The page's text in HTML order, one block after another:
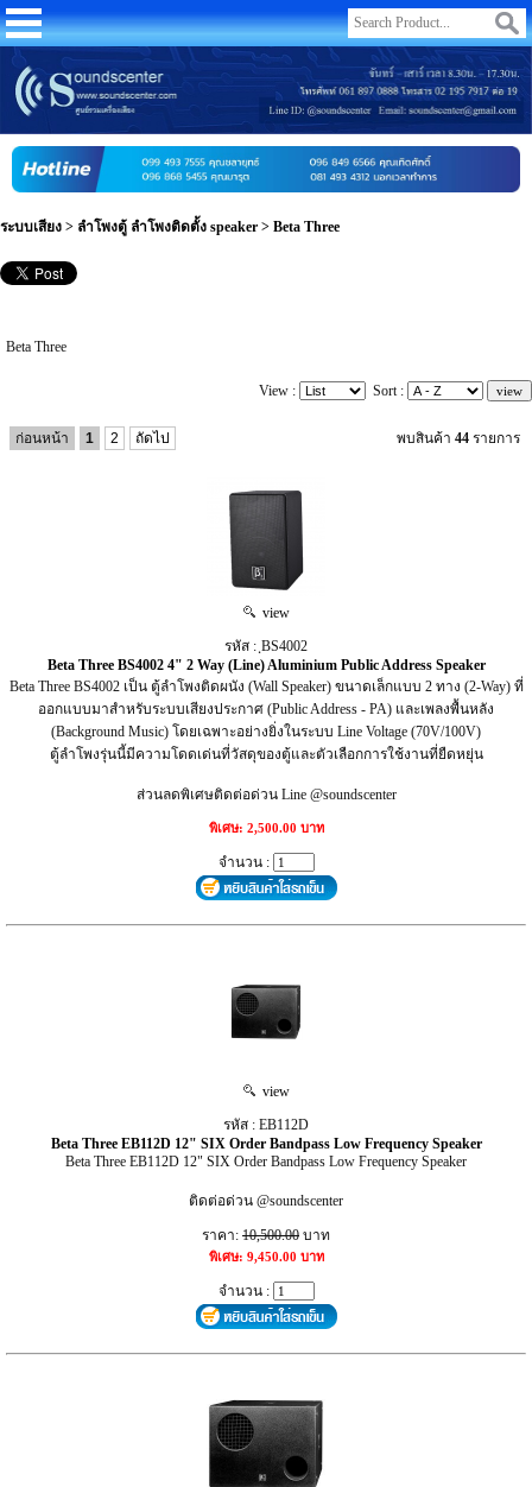
ระบบเสียง > ลำโพงตู้ ลำโพงติดตั้ง speaker > Beta Three
Beta Three
View : Sort :
ก่อนหน้า 1 2 ถัดไป พบสินค้า 44 รายการ
view
รหัส : ฺBS4002
Beta Three BS4002 4" 2 Way (Line) Aluminium Public Address Speaker
Beta Three BS4002 เป็น ตู้ลำโพงติดผนัง (Wall Speaker) ขนาดเล็กแบบ 2 ทาง (2-Way) ที่
ออกแบบมาสำหรับระบบเสียงประกาศ (Public Address - PA) และเพลงพื้นหลัง
(Background Music) โดยเฉพาะอย่างยิ่งในระบบ Line Voltage (70V/100V)
ตู้ลำโพงรุ่นนี้มีความโดดเด่นที่วัสดุของตู้และตัวเลือกการใช้งานที่ยืดหยุ่น
ส่วนลดพิเศษติดต่อด่วน Line @soundscenter
พิเศษ: 2,500.00 บาท
จำนวน :
view
รหัส : EB112D
Beta Three EB112D 12" SIX Order Bandpass Low Frequency Speaker
Beta Three EB112D 12" SIX Order Bandpass Low Frequency Speaker
ติดต่อด่วน @soundscenter
ราคา: 10,500.00 บาท
พิเศษ: 9,450.00 บาท
จำนวน :